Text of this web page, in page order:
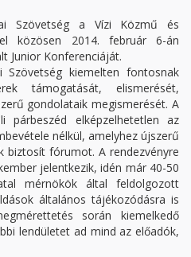
Szövetség a Vízi Közmű és
közösen 2014. február 6-án
Junior Konferenciáját.
Szövetség kiemelten fontosnak
támogatását, elismerését,
gondolataik megismerését. A
párbeszéd elképzelhetetlen az
nélkül, amelyhez újszerű
biztosít fórumot. A rendezvényre
jelentkezik, idén már 40-50
mérnökök által feldolgozott
általános tájékozódásra is
során kiemelkedő
lendületet ad mind az előadók,